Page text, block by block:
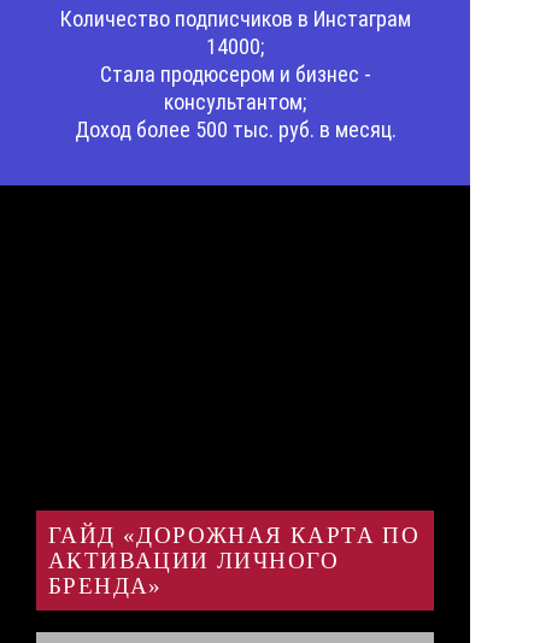
Количество подписчиков в Инстаграм
14000;
Стала продюсером и бизнес -
консультантом;
Доход более 500 тыс. руб. в месяц.
ГАЙД «ДОРОЖНАЯ КАРТА ПО
АКТИВАЦИИ ЛИЧНОГО
БРЕНДА»